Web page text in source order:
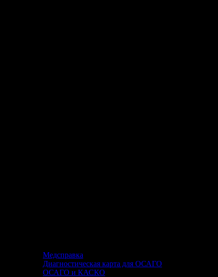
Медсправка
Диагностическая карта для ОСАГО
ОСАГО и КАСКО